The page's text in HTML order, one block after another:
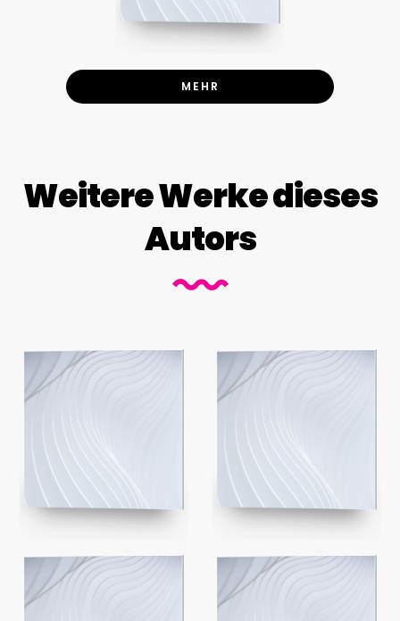
MEHR
Weitere Werke dieses
Autors